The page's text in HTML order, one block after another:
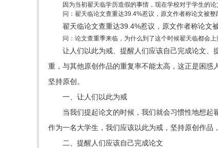
因为当初翟天临学历造假的事情，现在学校对于学生的
问：翟天临论文查重达39.4%惹议，原文作者称论文被整
翟天临论文查重达39.4%惹议，原文作者称论文
问：论文查重季来临，为什么到了这个时候翟天临都会上
让人们以此为戒、提醒人们应该自己完成论文
重，与其他原创作品的重复率不能太高，这正是困惑
坚持原创。
一、让人们以此为戒
当我们提起论文的时候，我们就会习惯性地想起
作为一名大学生，我们应该以此为戒，坚持原创作品
二、提醒人们应该自己完成论文